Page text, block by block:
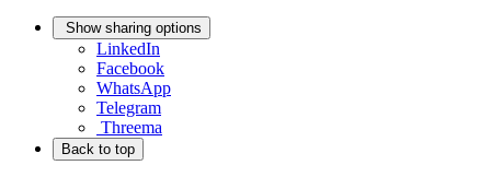
Show sharing options
LinkedIn
Facebook
WhatsApp
Telegram
Threema
Back to top